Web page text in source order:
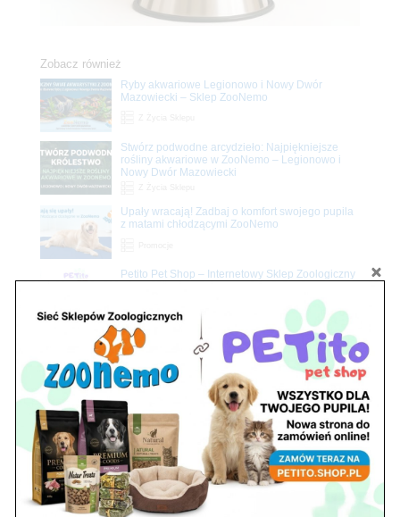
Zobacz również
Ryby akwariowe Legionowo i Nowy Dwór
Mazowiecki – Sklep ZooNemo
Stwórz podwodne arcydzieło: Najpiękniejsze
rośliny akwariowe w ZooNemo – Legionowo i
Nowy Dwór Mazowiecki
Upały wracają! Zadbaj o komfort swojego pupila
z matami chłodzącymi ZooNemo
Petito Pet Shop – Internetowy Sklep Zoologiczny
Znajdź nas
Adres
05-120 Legionowo
ul. Piłsudskiego 31,
pawilon 134
tel./fax. 22 784 71 96
Godziny pracy